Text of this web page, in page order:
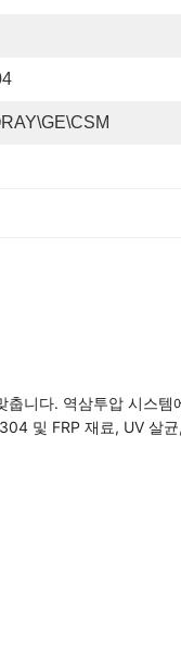
니다. 역삼투압 시스템
및 FRP 재료, UV 살